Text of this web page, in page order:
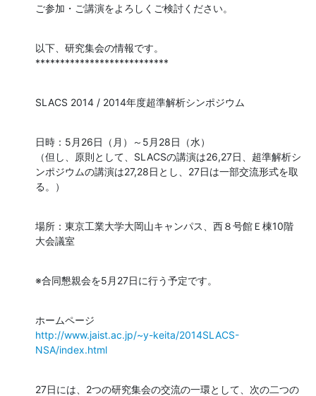
ご参加・ご講演をよろしくご検討ください。
以下、研究集会の情報です。
***************************
SLACS 2014 / 2014年度超準解析シンポジウム
日時：5月26日（月）～5月28日（水）
（但し、原則として、SLACSの講演は26,27日、超準解析シ
ンポジウムの講演は27,28日とし、27日は一部交流形式を取
る。）
場所：東京工業大学大岡山キャンパス、西８号館Ｅ棟10階
大会議室
※合同懇親会を5月27日に行う予定です。
http://www.jaist.ac.jp/~y-keita/2014SLACS-
NSA/index.html
27日には、2つの研究集会の交流の一環として、次の二つの